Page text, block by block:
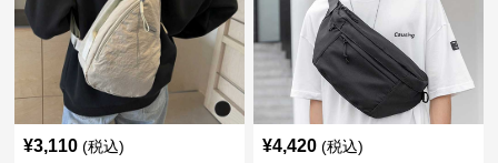
¥3,110 (税込) ¥4,420 (税込)